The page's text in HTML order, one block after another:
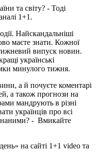
та світу? - Тоді
1+1.
Найскандальніші
маєте знати. Кожної
випуск новин.
українські
минулого тижня.
а й почуєте коментарі
а також прогнози на
мандрують в різні
українців про всі
- Вмикайте
на сайті 1+1 video та